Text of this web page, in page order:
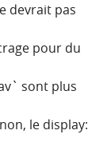
devrait pas
pour du
sont plus
le display: